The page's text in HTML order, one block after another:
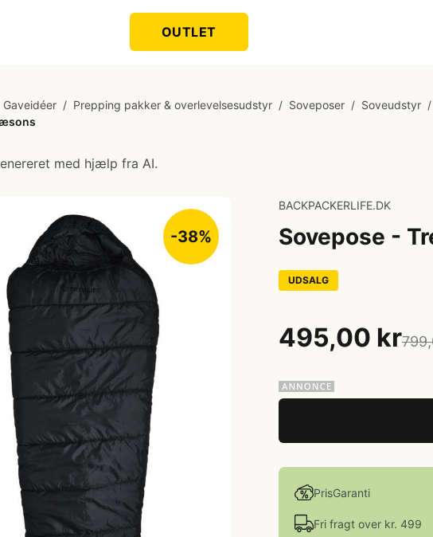
OUTLET
Gaveidéer / Prepping pakker & overlevelsesudstyr / Soveposer / Soveudstyr /
med hjælp fra AI.
-38%
BACKPACKERLIFE.DK
Sovepose -
UDSALG
495,00 kr
PrisGaranti
Fri fragt over kr. 499